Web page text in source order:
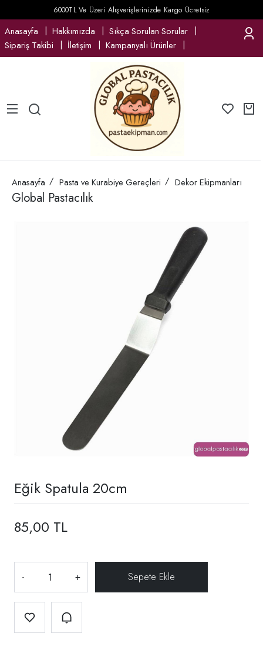
6000TL Ve Üzeri Alışverişlerinizde Kargo Ücretsiz
Anasayfa Hakkımızda
Sıkça Sorulan Sorular
Sipariş Takibi
İletişim Kampanyalı Ürünler
Anasayfa Pasta ve Kurabiye Gereçleri Dekor Ekipmanları
Global Pastacılık
Eğik Spatula 20cm
85,00 TL
- +